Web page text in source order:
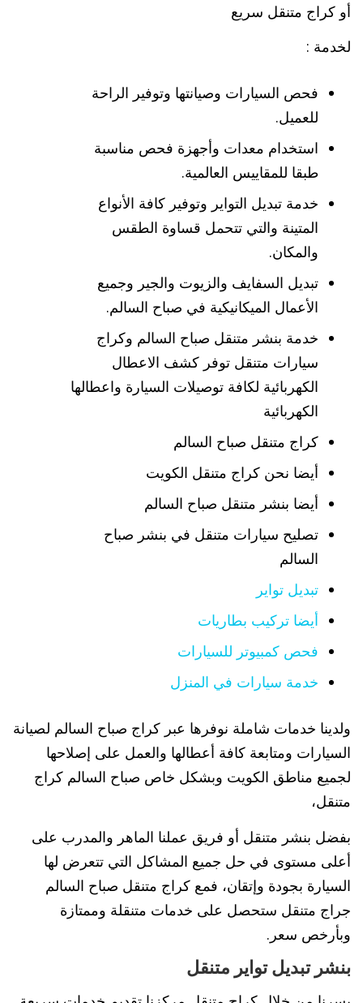
أو كراج متنقل سريع
لخدمة :
فحص السيارات وصيانتها وتوفير الراحة
للعميل.
استخدام معدات وأجهزة فحص مناسبة
طبقا للمقاييس العالمية.
خدمة تبديل التواير وتوفير كافة الأنواع
المتينة والتي تتحمل قساوة الطقس
والمكان.
تبديل السفايف والزيوت والجير وجميع
الأعمال الميكانيكية في صباح السالم.
خدمة بنشر متنقل صباح السالم وكراج
سيارات متنقل توفر كشف الاعطال
الكهربائية لكافة توصيلات السيارة واعطالها
الكهربائية
كراج متنقل صباح السالم
أيضا نحن كراج متنقل الكويت
أيضا بنشر متنقل صباح السالم
تصليح سيارات متنقل في بنشر صباح
السالم
تبديل تواير
أيضا تركيب بطاريات
فحص كمبيوتر للسيارات
خدمة سيارات في المنزل
ولدينا خدمات شاملة نوفرها عبر كراج صباح السالم لصيانة
السيارات ومتابعة كافة أعطالها والعمل على إصلاحها
لجميع مناطق الكويت وبشكل خاص صباح السالم كراج
متنقل،
بفضل بنشر متنقل أو فريق عملنا الماهر والمدرب على
أعلى مستوى في حل جميع المشاكل التي تتعرض لها
السيارة بجودة وإتقان، فمع كراج متنقل صباح السالم
جراج متنقل ستحصل على خدمات متنقلة وممتازة
وبأرخص سعر.
بنشر تبديل تواير متنقل